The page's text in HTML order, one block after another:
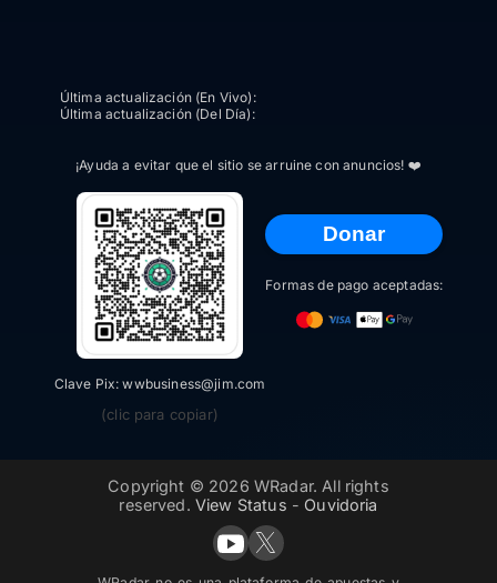
Última actualización (En Vivo):
Última actualización (Del Día):
¡Ayuda a evitar que el sitio se arruine con anuncios! ❤️
Clave Pix: wwbusiness@jim.com
(clic para copiar)
Donar
Formas de pago aceptadas:
Copyright © 2026 WRadar. All rights
reserved. View Status - Ouvidoria